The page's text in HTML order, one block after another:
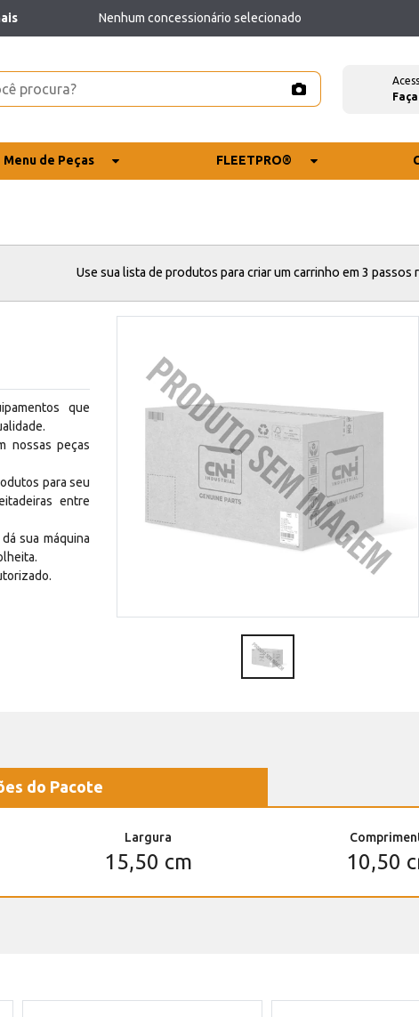
Nenhum concessionário selecionado
Menu de Peças FLEETPRO®
Use sua lista de produtos para criar um carrinho em 3 passos
que
nossas peças
para seu
entre
sua máquina
do Pacote
Largura
15,50 cm 10,50